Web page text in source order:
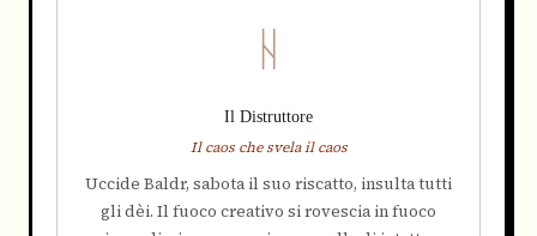
ᚺ
Il Distruttore
Il caos che svela il caos
Uccide Baldr, sabota il suo riscatto, insulta tutti
gli dèi. Il fuoco creativo si rovescia in fuoco